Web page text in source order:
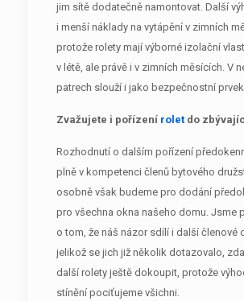
jim sítě dodatečně namontovat. Další
i menší náklady na vytápění v zimních
protože rolety mají výborné izolační
v létě, ale právě i v zimních měsících. V
patrech slouží i jako bezpečnostní
Zvažujete i pořízení roletdo
Rozhodnutí o dalším pořízení
plně v kompetenci členů bytového
osobně však budeme pro dodání
pro všechna okna našeho domu. Jsme
o tom, že náš názor sdílí i další členové
jelikož se jich již několik dotazovalo,
další rolety ještě dokoupit, protože
stínění pociťujeme všichni.